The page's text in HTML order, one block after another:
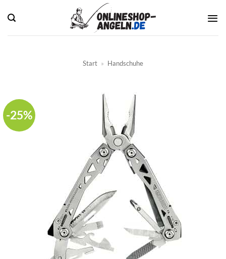
Inhalt
springen
Start » Handschuhe
-25%